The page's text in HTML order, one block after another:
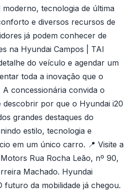
tecnologia de última
e diversos recursos de
já podem conhecer de
na Hyundai Campos | TAI
do veículo e agendar um
toda a inovação que o
concessionária convida o
descobrir por que o Hyundai i20
grandes destaques do
estilo, tecnologia e
em um único carro. 📍 Visite a
Rua Rocha Leão, nº 90,
Machado. Hyundai
futuro da mobilidade já chegou.